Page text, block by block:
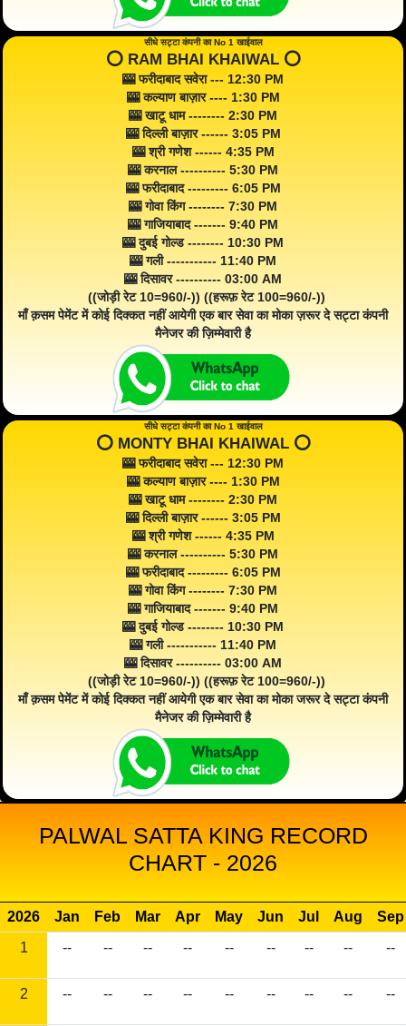
सीधे सट्टा कंपनी का No 1 खाईवाल
⭕️ RAM BHAI KHAIWAL ⭕️
🎰 फरीदाबाद सवेरा --- 12:30 PM
🎰 कल्याण बाज़ार ---- 1:30 PM
🎰 खाटू धाम -------- 2:30 PM
🎰 दिल्ली बाज़ार ------ 3:05 PM
🎰 श्री गणेश ------ 4:35 PM
🎰 करनाल ---------- 5:30 PM
🎰 फरीदाबाद --------- 6:05 PM
🎰 गोवा किंग -------- 7:30 PM
🎰 गाजियाबाद ------- 9:40 PM
🎰 दुबई गोल्ड -------- 10:30 PM
🎰 गली ----------- 11:40 PM
🎰 दिसावर ---------- 03:00 AM
((जोड़ी रेट 10=960/-)) ((हरूफ़ रेट 100=960/-))
माँ क़सम पेमेंट में कोई दिक्कत नहीं आयेगी एक बार सेवा का मोका ज़रूर दे सट्टा कंपनी
मैनेजर की ज़िम्मेवारी है
सीधे सट्टा कंपनी का No 1 खाईवाल
⭕️ MONTY BHAI KHAIWAL ⭕️
🎰 फरीदाबाद सवेरा --- 12:30 PM
🎰 कल्याण बाज़ार ---- 1:30 PM
🎰 खाटू धाम -------- 2:30 PM
🎰 दिल्ली बाज़ार ------ 3:05 PM
🎰 श्री गणेश ------ 4:35 PM
🎰 करनाल ---------- 5:30 PM
🎰 फरीदाबाद --------- 6:05 PM
🎰 गोवा किंग -------- 7:30 PM
🎰 गाजियाबाद ------- 9:40 PM
🎰 दुबई गोल्ड -------- 10:30 PM
🎰 गली ----------- 11:40 PM
🎰 दिसावर ---------- 03:00 AM
((जोड़ी रेट 10=960/-)) ((हरूफ़ रेट 100=960/-))
माँ क़सम पेमेंट में कोई दिक्कत नहीं आयेगी एक बार सेवा का मोका जरूर दे सट्टा कंपनी
मैनेजर की ज़िम्मेवारी है
PALWAL SATTA KING RECORD
CHART - 2026
2026 Jan Feb Mar Apr May Jun Jul Aug
Sep
1
-- -- -- -- -- -- -- -- --
2 -- -- -- -- -- -- -- -- --